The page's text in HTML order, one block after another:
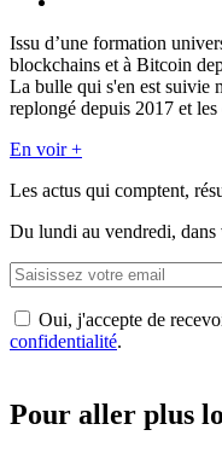
Issu d’une formation
blockchains et à Bitcoin
La bulle qui s'en est suivie
replongé depuis 2017 et
En voir +
Les actus qui comptent,
Du lundi au vendredi, dans
Oui, j'accepte de
confidentialité.
Pour aller plus